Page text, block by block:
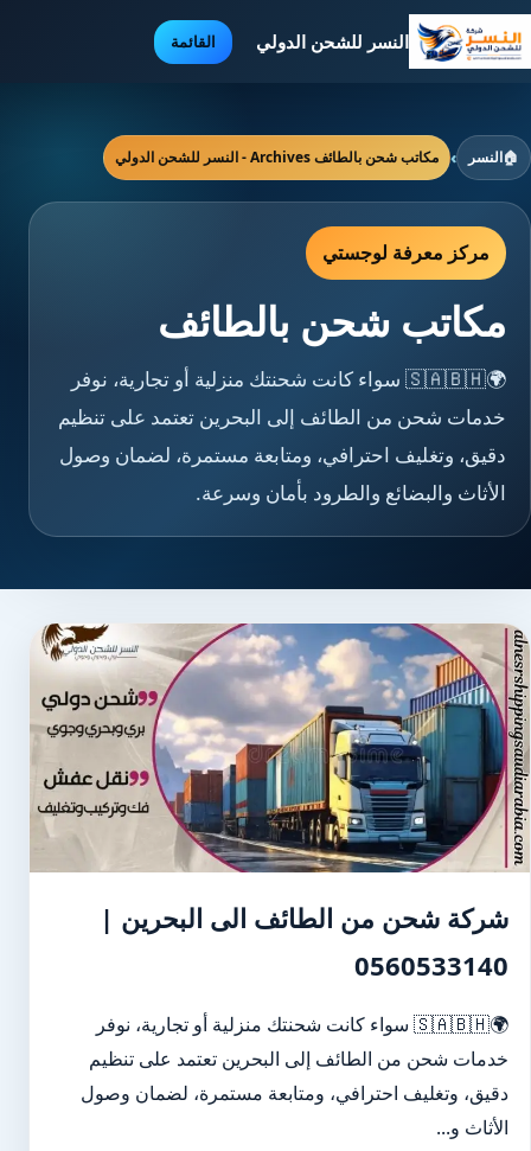
النسر للشحن الدولي القائمة
🏠النسر › مكاتب شحن بالطائف Archives - النسر للشحن الدولي
مركز معرفة لوجستي
مكاتب شحن بالطائف
🌍🇸🇦🇧🇭 سواء كانت شحنتك منزلية أو تجارية، نوفر
خدمات شحن من الطائف إلى البحرين تعتمد على تنظيم
دقيق، وتغليف احترافي، ومتابعة مستمرة، لضمان وصول
الأثاث والبضائع والطرود بأمان وسرعة.
شركة شحن من الطائف الى البحرين |
0560533140
🌍🇸🇦🇧🇭 سواء كانت شحنتك منزلية أو تجارية، نوفر
خدمات شحن من الطائف إلى البحرين تعتمد على تنظيم
دقيق، وتغليف احترافي، ومتابعة مستمرة، لضمان وصول
الأثاث و...